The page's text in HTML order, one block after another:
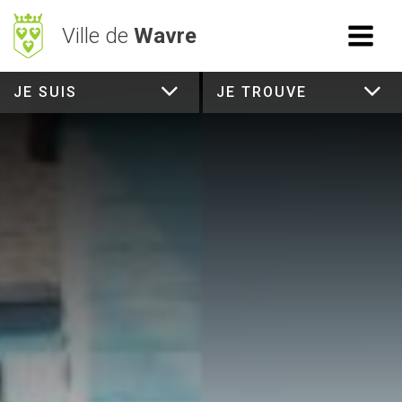
Ville de Wavre
JE SUIS JE TROUVE
ACCÈS RAPIDE
BetterStreet
Vie Communale
Vivre à Wavre